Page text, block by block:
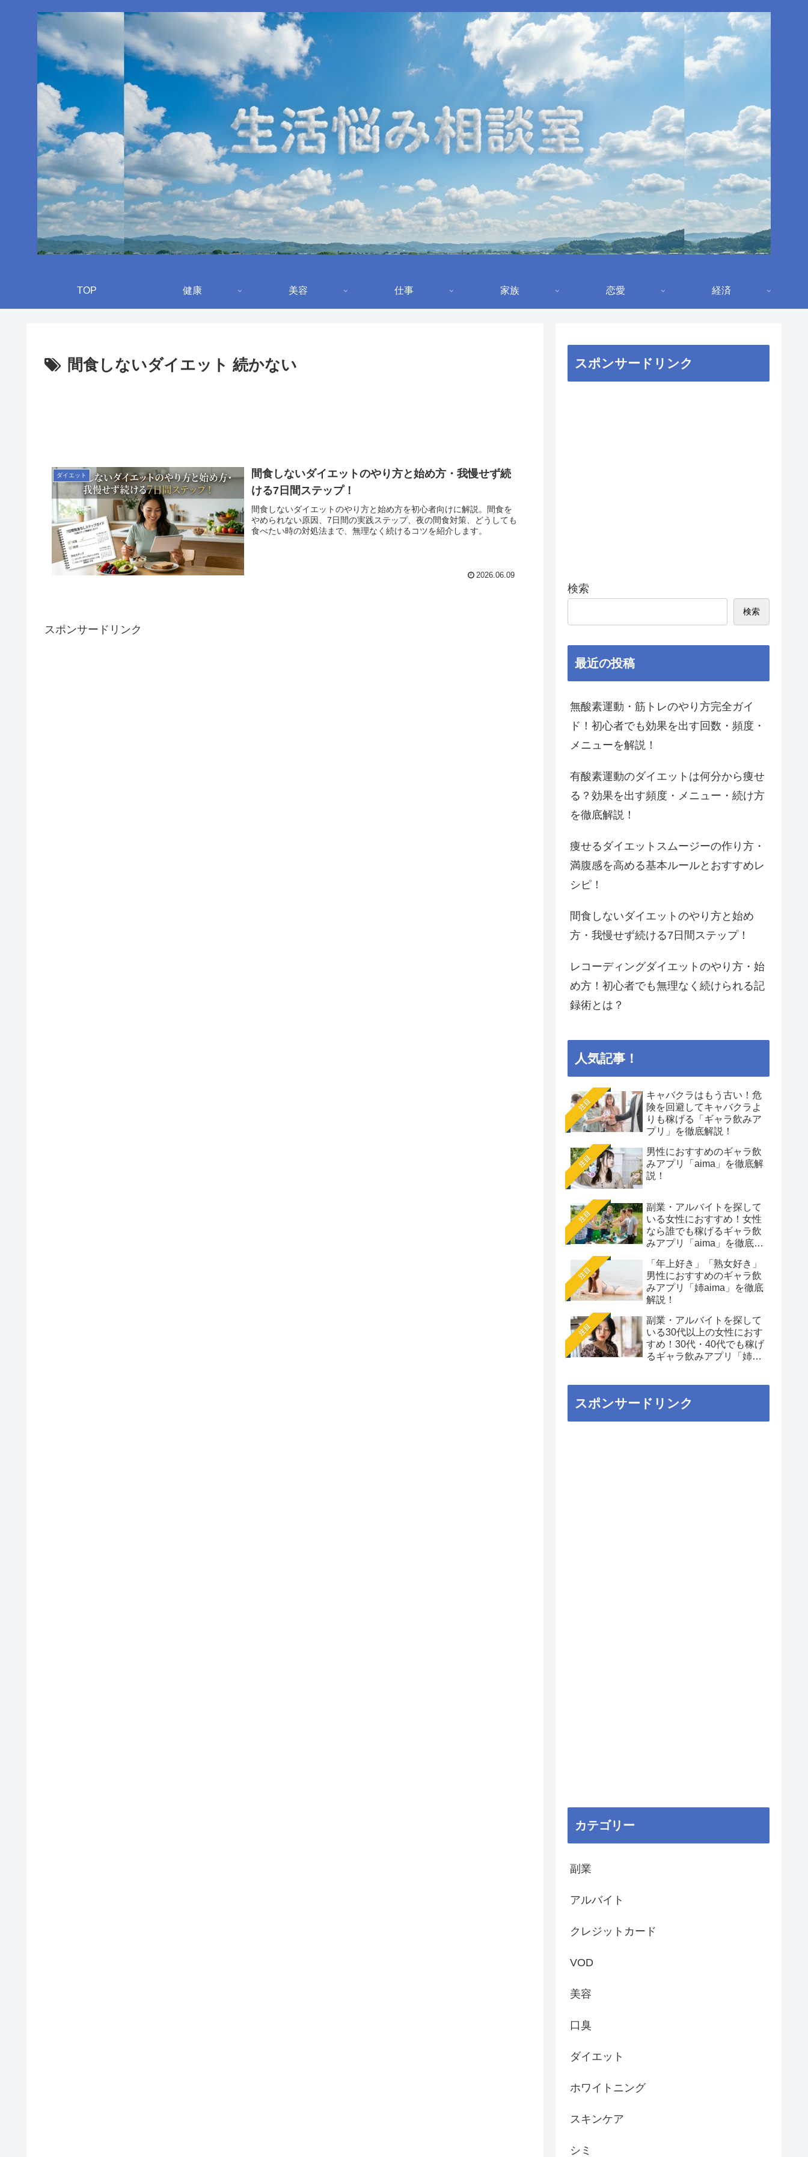
TOP 健康 美容 仕事 家族 恋愛 経済
間食しないダイエット 続かない
ダイエット
間食しないダイエットのやり方と始め方・我慢せず続
ける7日間ステップ！
間食しないダイエットのやり方と始め方を初心者向けに解説。間食を
やめられない原因、7日間の実践ステップ、夜の間食対策、どうしても
食べたい時の対処法まで、無理なく続けるコツを紹介します。
2026.06.09
スポンサードリンク
スポンサードリンク
検索
検索
最近の投稿
無酸素運動・筋トレのやり方完全ガイ
ド！初心者でも効果を出す回数・頻度・
メニューを解説！
有酸素運動のダイエットは何分から痩せ
る？効果を出す頻度・メニュー・続け方
を徹底解説！
痩せるダイエットスムージーの作り方・
満腹感を高める基本ルールとおすすめレ
シピ！
間食しないダイエットのやり方と始め
方・我慢せず続ける7日間ステップ！
レコーディングダイエットのやり方・始
め方！初心者でも無理なく続けられる記
録術とは？
人気記事！
注目
キャバクラはもう古い！危
険を回避してキャバクラよ
りも稼げる「ギャラ飲みア
プリ」を徹底解説！
注目
男性におすすめのギャラ飲
みアプリ「aima」を徹底解
説！
注目
副業・アルバイトを探して
いる女性におすすめ！女性
なら誰でも稼げるギャラ飲
みアプリ「aima」を徹底解
注目
「年上好き」「熟女好き」
男性におすすめのギャラ飲
みアプリ「姉aima」を徹底
解説！
注目
副業・アルバイトを探して
いる30代以上の女性におす
すめ！30代・40代でも稼げ
るギャラ飲みアプリ「姉
スポンサードリンク
カテゴリー
副業
アルバイト
クレジットカード
VOD
美容
口臭
ダイエット
ホワイトニング
スキンケア
シミ